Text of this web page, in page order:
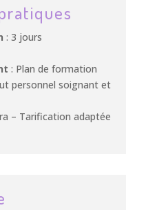
: 3 jours
: Plan de formation
personnel soignant et
– Tarification adaptée